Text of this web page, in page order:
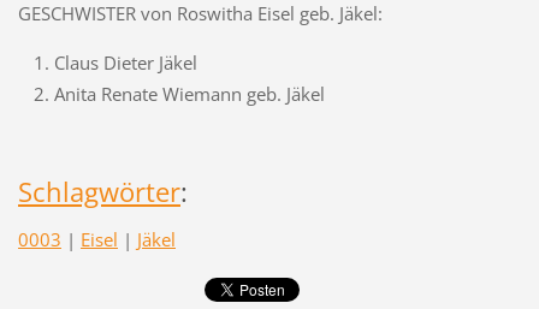
GESCHWISTER von Roswitha Eisel geb. Jäkel:
Claus Dieter Jäkel
Anita Renate Wiemann geb. Jäkel
Schlagwörter:
0003 | Eisel | Jäkel